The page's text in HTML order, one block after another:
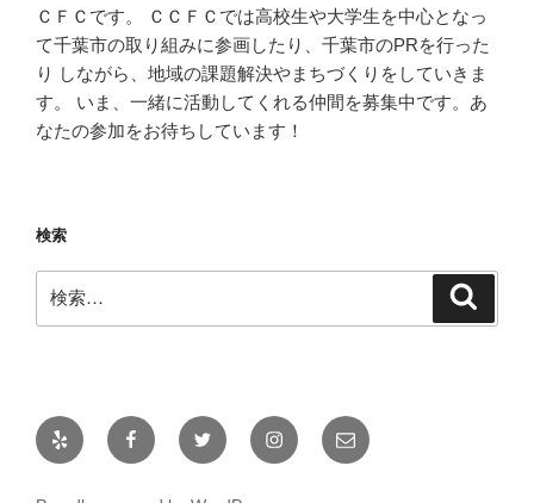
ＣＦＣです。 ＣＣＦＣでは高校生や大学生を中心となっ
て千葉市の取り組みに参画したり、千葉市のPRを行った
り しながら、地域の課題解決やまちづくりをしていきま
す。 いま、一緒に活動してくれる仲間を募集中です。あ
なたの参加をお待ちしています！
検索
索:
Yelp FacebookTwitter Instagramメ
ー